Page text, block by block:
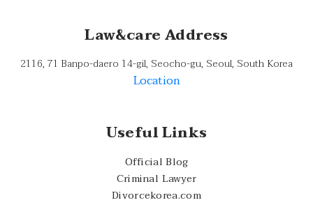
Law&care Address
2116, 71 Banpo-daero 14-gil, Seocho-gu, Seoul, South Korea
Location
Useful Links
Official Blog
Criminal Lawyer
Divorcekorea.com